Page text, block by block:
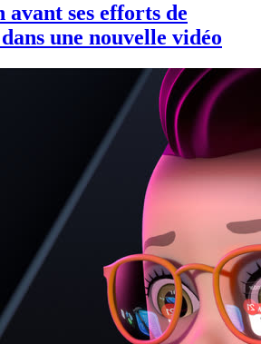
ses efforts de
une nouvelle vidéo